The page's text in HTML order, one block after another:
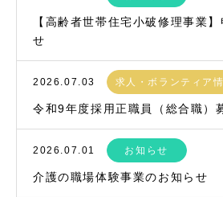
【高齢者世帯住宅小破修理事業
せ
2026.07.03 求人・ボランティア
令和9年度採用正職員（総合職）
2026.07.01 お知らせ
介護の職場体験事業のお知らせ